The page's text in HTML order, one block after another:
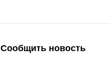
Сообщить новость